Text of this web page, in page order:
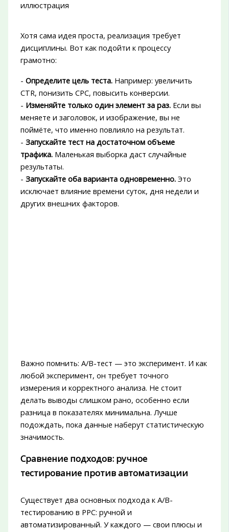
Хотя сама идея проста, реализация требует
дисциплины. Вот как подойти к процессу
грамотно:
- Определите цель теста.Например: увеличить
CTR, понизить CPC, повысить конверсии.
- Изменяйте только один элемент за раз.Если вы
меняете и заголовок, и изображение, вы не
поймёте, что именно повлияло на результат.
- Запускайте тест на достаточном объеме
трафика.Маленькая выборка даст случайные
результаты.
- Запускайте оба варианта одновременно.Это
исключает влияние времени суток, дня недели и
других внешних факторов.
Важно помнить: A/B-тест — это эксперимент. И как
любой эксперимент, он требует точного
измерения и корректного анализа. Не стоит
делать выводы слишком рано, особенно если
разница в показателях минимальна. Лучше
подождать, пока данные наберут статистическую
значимость.
Сравнение подходов: ручное
тестирование против автоматизации
Существует два основных подхода к A/B-
тестированию в PPC: ручной и
автоматизированный. У каждого — свои плюсы и